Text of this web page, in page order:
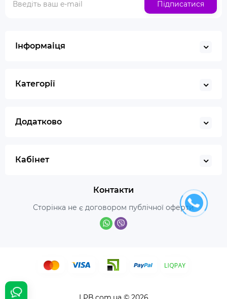
Підписатися
Інформаіця
Категорії
Додатково
Кабінет
Контакти
Сторінка не є договором публічної оферти